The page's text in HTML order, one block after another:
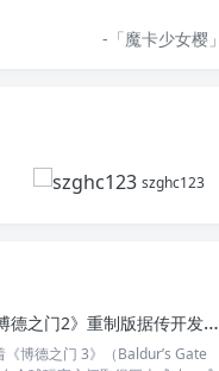
-「魔卡少女樱 」
szghc123
《博德之门2》重制版据传开发中：原首席设计师回归，初代也可能同步翻新
《博德之门 3》（Baldur’s Gate